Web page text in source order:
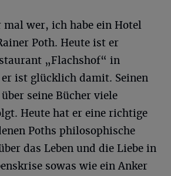
wer, ich habe ein Hotel
Poth. Heute ist er
„Flachshof“ in
ist glücklich damit. Seinen
seine Bücher viele
Heute hat er eine richtige
Poths philosophische
das Leben und die Liebe in
sowas wie ein Anker